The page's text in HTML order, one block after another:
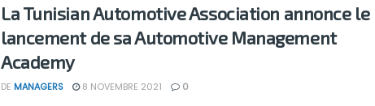
La Tunisian Automotive Association annonce le
lancement de sa Automotive Management
Academy
DE MANAGERS 8 NOVEMBRE 2021 0